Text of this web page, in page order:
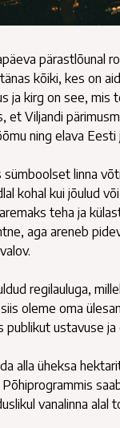
pärastlõunal
kõiki, kes on
ja kirg on see,
Viljandi
ning elava Eesti
sümboolset linna
kohal kui jõulud
teha ja
aga areneb
regilauluga,
oleme oma
publikut ustavuse ja
alla üheksa
vanalinna alal